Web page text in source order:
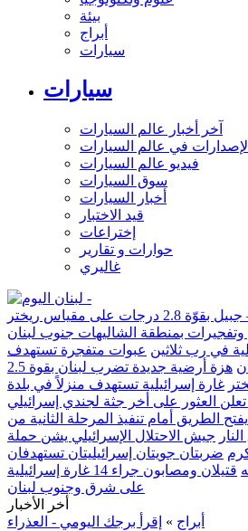
بيئة
أبراج
سيارات
سيارات
آخر أخبار عالم السيارات
في عالم السيارات
فيديو عالم السيارات
سوق السيارات
أخبار السيارات
قيد الاختبار
إختراعات
حوارات و تقارير
غاليري
على مقياس ريختر
بمنطقة الشاليهات جنوب لبنان
في رب ثلاثين عبوات متفجرة تستهدف
هزة أرضية جديدة تضرب لبنان بقوة 2.5
غارة إسرائيلية تستهدف منزلاً في بلدة
تعلن العثور على أخر جثة لجندي إسرائيلي
الطريق أمام تنفيذ المرحلة الثانية من
جيش الاحتلال الإسرائيلي يشن حملة
ضربتان جويتان إسرائيليتان تستهدفان
قتيلان ومصابون جراء 14 غارة إسرائيلية
على شرق وجنوب لبنان
أخر الأخبار
أبراج » إقرأ برجك اليومي - العذراء